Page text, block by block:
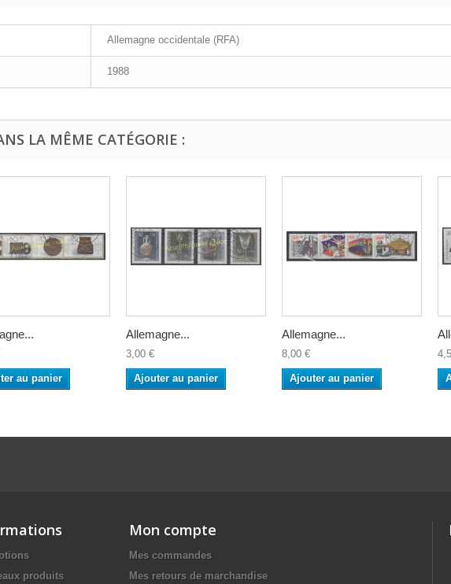
Allemagne occidentale (RFA)
1988
LA MÊME CATÉGORIE :
au panier
Allemagne...
3,00 €
Ajouter au panier
Allemagne...
8,00 €
Ajouter au panier
produits
Mon compte
Mes commandes
Mes retours de marchandise